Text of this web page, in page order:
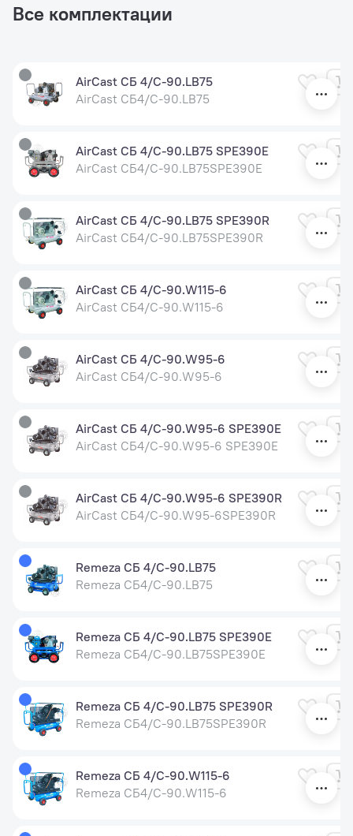
Все комплектации
AirCast СБ 4/С-90.LB75
AirCast СБ4/С-90.LB75
AirCast СБ 4/С-90.LB75 SPE390E
AirCast СБ4/С-90.LB75SPE390E
AirCast СБ 4/С-90.LB75 SPE390R
AirCast СБ4/С-90.LB75SPE390R
AirCast СБ 4/С-90.W115-6
AirCast СБ4/С-90.W115-6
AirCast СБ 4/С-90.W95-6
AirCast СБ4/С-90.W95-6
AirCast СБ 4/С-90.W95-6 SPE390E
AirCast СБ4/С-90.W95-6 SPE390E
AirCast СБ 4/С-90.W95-6 SPE390R
AirCast СБ4/С-90.W95-6SPE390R
Remeza СБ 4/С-90.LB75
Remeza СБ4/С-90.LB75
Remeza СБ 4/С-90.LB75 SPE390E
Remeza СБ4/С-90.LB75SPE390E
Remeza СБ 4/С-90.LB75 SPE390R
Remeza СБ4/С-90.LB75SPE390R
Remeza СБ 4/С-90.W115-6
Remeza СБ4/С-90.W115-6